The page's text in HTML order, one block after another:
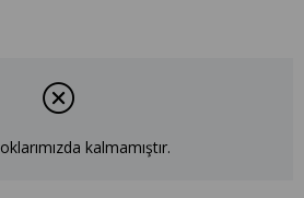
kalmamıştır.